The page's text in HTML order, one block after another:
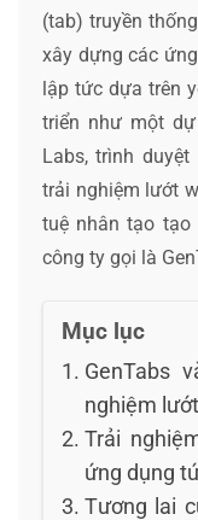
(tab) truyền
xây dựng các
lập tức dựa trên
triển như một
Labs, trình
trải nghiệm lướt
tuệ nhân tạo
công ty gọi là
Mục lục
GenTabs
nghiệm
Trải
ứng dụng
Tương lai